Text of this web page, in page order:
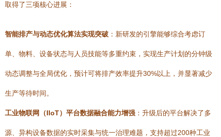
取得了三项核心进展：
智能排产与动态优化算法实现突破 ：新研发的引擎能够综合考虑订
单、物料、设备状态与人员技能等多重约束，实现生产计划的分钟级
动态调整与全局优化，预计可将排产效率提升30%以上，并显著减少
生产等待时间。
工业物联网（IIoT）平台数据融合能力增强 ：升级后的平台解决了多
源、异构设备数据的实时采集与统一治理难题，支持超过200种工业